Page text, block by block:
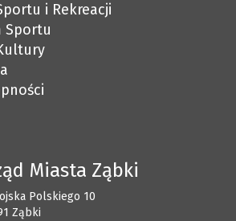
i Rekreacji
Sportu
Miasta Ząbki
Polskiego 10
Ząbki